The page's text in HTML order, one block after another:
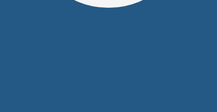
2026 © Уважаемые клиенты, Информация на сайте не